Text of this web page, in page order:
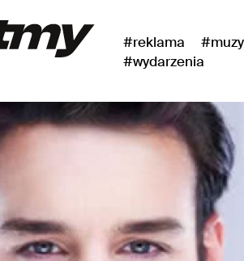
#reklama
#wydarzenia